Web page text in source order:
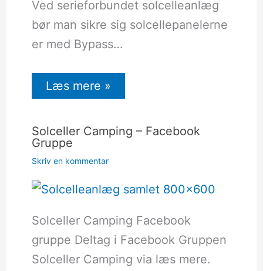
Ved serieforbundet solcelleanlæg
bør man sikre sig solcellepanelerne
er med Bypass…
Læs mere »
Solceller Camping – Facebook
Gruppe
Skriv en kommentar
Solceller Camping Facebook
gruppe Deltag i Facebook Gruppen
Solceller Camping via læs mere.